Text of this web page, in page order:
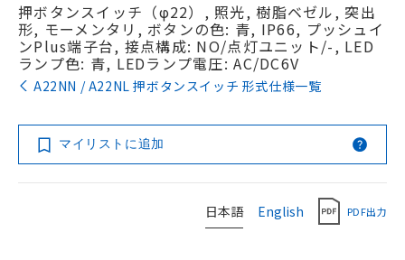
押ボタンスイッチ（φ22）, 照光, 樹脂ベゼル, 突出
形, モーメンタリ, ボタンの色: 青, IP66, プッシュイ
ンPlus端子台, 接点構成: NO/点灯ユニット/-, LED
ランプ色: 青, LEDランプ電圧: AC/DC6V
A22NN / A22NL 押ボタンスイッチ 形式仕様一覧
マイリストに追加
日本語 English PDF出力